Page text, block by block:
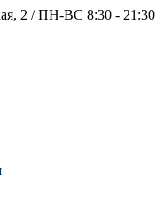
2 / ПН-ВС 8:30 - 21:30